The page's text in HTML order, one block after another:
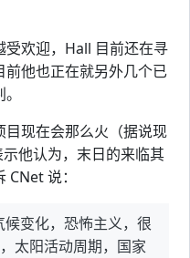
欢迎，Hall 目前还在寻
他也正在就另外几个已
现在会那么火（据说现
他认为，末日的来临其
说：
变化，恐怖主义，很
太阳活动周期，国家